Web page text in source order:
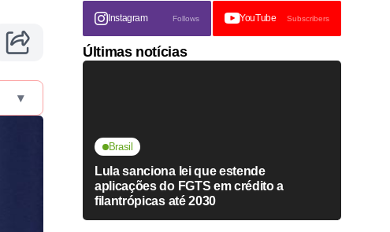
▾
Instagram Follows YouTube Subscribers
Últimas notícias
Brasil
Lula sanciona lei que estende
aplicações do FGTS em crédito a
filantrópicas até 2030